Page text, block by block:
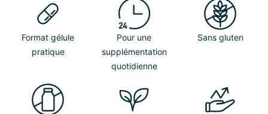
Format gélule
pratique
Pour une
supplémentation
quotidienne
Sans gluten